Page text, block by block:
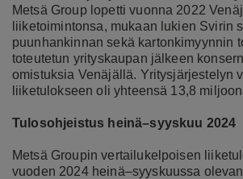
Metsä Group lopetti vuonna 2022
liiketoimintonsa, mukaan lukien Svirin
puunhankinnan sekä kartonkimyynnin
toteutetun yrityskaupan jälkeen
omistuksia Venäjällä. Yritysjärjestelyn
liiketulokseen oli yhteensä 13,8
Tulosohjeistus heinä–syyskuu 2024
Metsä Groupin vertailukelpoisen
vuoden 2024 heinä–syyskuussa